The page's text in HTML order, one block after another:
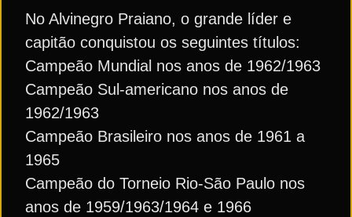
No Alvinegro Praiano, o grande líder e
capitão conquistou os seguintes títulos:
Campeão Mundial nos anos de 1962/1963
Campeão Sul-americano nos anos de
1962/1963
Campeão Brasileiro nos anos de 1961 a
1965
Campeão do Torneio Rio-São Paulo nos
anos de 1959/1963/1964 e 1966